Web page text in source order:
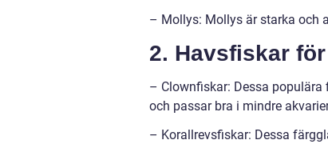
– Mollys: Mollys är starka och
2. Havsfiskar
– Clownfiskar: Dessa populära
och passar bra i mindre
– Korallrevsfiskar: Dessa